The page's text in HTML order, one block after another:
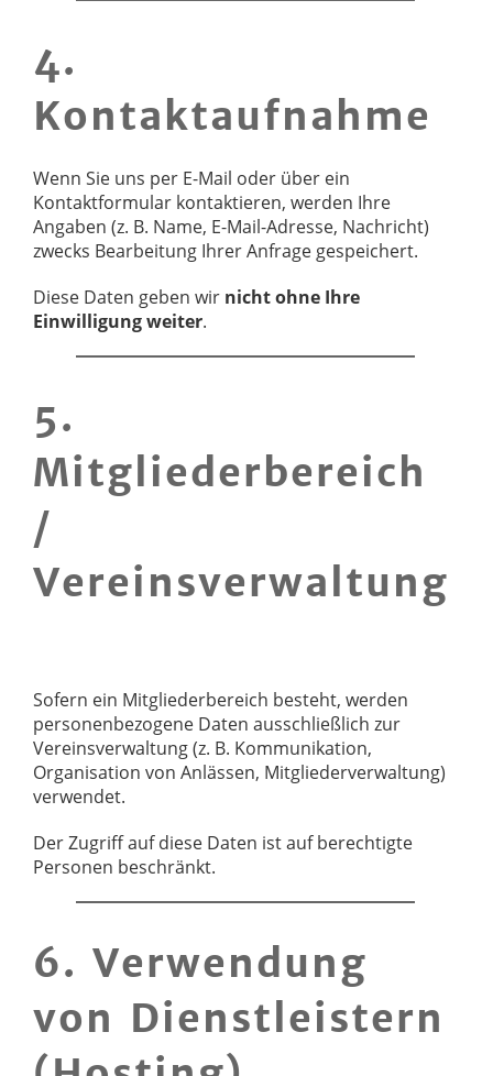
4.
Kontaktaufnahme
Wenn Sie uns per E-Mail oder über ein
Kontaktformular kontaktieren, werden Ihre
Angaben (z. B. Name, E-Mail-Adresse, Nachricht)
zwecks Bearbeitung Ihrer Anfrage gespeichert.
Diese Daten geben wir nicht ohne Ihre
Einwilligung weiter.
5.
Mitgliederbereich
/
Vereinsverwaltung
Sofern ein Mitgliederbereich besteht, werden
personenbezogene Daten ausschließlich zur
Vereinsverwaltung (z. B. Kommunikation,
Organisation von Anlässen, Mitgliederverwaltung)
verwendet.
Der Zugriff auf diese Daten ist auf berechtigte
Personen beschränkt.
6. Verwendung
von Dienstleistern